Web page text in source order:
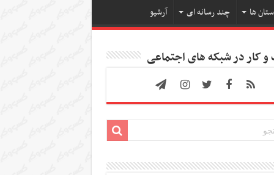
ها چند رسانه ای آرشیو
کار در شبکه های اجتماعی